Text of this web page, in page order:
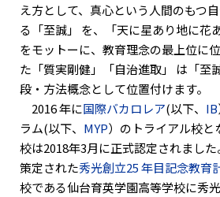
え方として、真心という人間のもつ
る「至誠」 を、「天に星あり地に花
をモットーに、教育理念の最上位に
た「質実剛健」「自治進取」 は「至
段・方法概念として位置付けます。
2016 年に国際バカロレア(以下、 IB
ラム(以下、 MYP）のトライアル校
校は2018年3月に正式認定されました
策定された秀光創立25 年目記念教育
校である仙台育英学園高等学校に秀光